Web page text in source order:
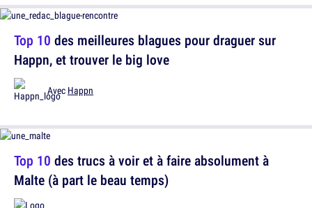
Top 10 des meilleures blagues pour draguer sur
Happn, et trouver le big love
Avec Happn
Top 10 des trucs à voir et à faire absolument à
Malte (à part le beau temps)